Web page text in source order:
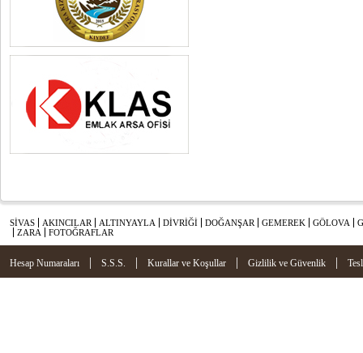
SİVAS AKINCILAR ALTINYAYLA DİVRİĞİ DOĞANŞAR GEMEREK GÖLOVA
ZARA
FOTOĞRAFLAR
Hesap Numaraları | S.S.S. | Kurallar ve Koşullar | Gizlilik ve Güvenlik |